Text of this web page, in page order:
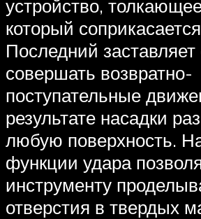
устройство,
который
Последний заставляет
совершать возвратно-
поступательные
результате насадки
любую поверхность.
функции удара
инструменту
отверстия в твердых